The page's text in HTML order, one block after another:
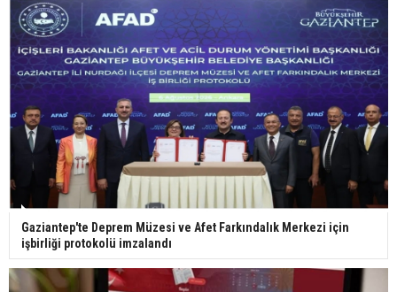
29 Mayıs okullar tatil mi?
Bilim kurgu gerçekleşiyor... Dondurulmuş
insanları hayata döndürecek keşif
Ünlü türkücü Mahmut Tuncer estetik operasyon
geçirdi: Son hali gündem oldu
Gaziantep'te Deprem Müzesi ve Afet Farkındalık Merkezi için
işbirliği protokolü imzalandı